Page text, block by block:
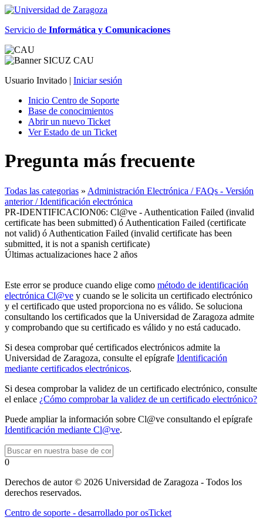
Servicio de Informática y Comunicaciones
Usuario Invitado | Iniciar sesión
Inicio Centro de Soporte
Base de conocimientos
Abrir un nuevo Ticket
Ver Estado de un Ticket
Pregunta más frecuente
Todas las categorias » Administración Electrónica / FAQs - Versión
anterior / Identificación electrónica
PR-IDENTIFICACION06: Cl@ve - Authentication Failed (invalid
certificate has been submitted) ó Authentication Failed (certificate
not valid) ó Authentication Failed (invalid certificate has been
submitted, it is not a spanish certificate)
Últimas actualizaciones hace 2 años
Este error se produce cuando elige como método de identificación
electrónica Cl@ve y cuando se le solicita un certificado electrónico
y el certificado que usted proporciona no es válido. Se soluciona
consultando los certificados que la Universidad de Zaragoza admite
y comprobando que su certificado es válido y no está caducado.
Si desea comprobar qué certificados electrónicos admite la
Universidad de Zaragoza, consulte el epígrafe Identificación
mediante certificados electrónicos.
Si desea comprobar la validez de un certificado electrónico, consulte
el enlace ¿Cómo comprobar la validez de un certificado electrónico?
Puede ampliar la información sobre Cl@ve consultando el epígrafe
Identificación mediante Cl@ve.
0
Derechos de autor © 2026 Universidad de Zaragoza - Todos los
derechos reservados.
Centro de soporte - desarrollado por osTicket